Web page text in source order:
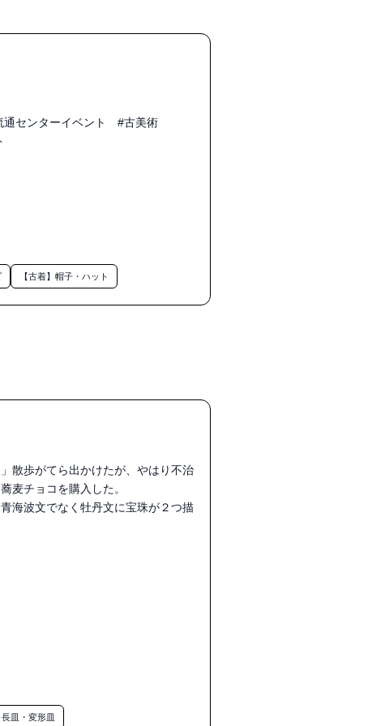
センターイベント　#古美術
【古着】帽子・ハット
散歩がてら出かけたが、やはり不治
麦チョコを購入した。
海波文でなく牡丹文に宝珠が２つ描
皿・変形皿